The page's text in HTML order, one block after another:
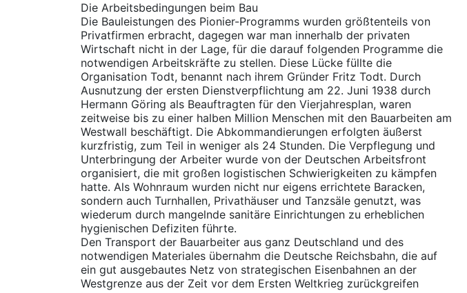
Die Arbeitsbedingungen beim Bau
Die Bauleistungen des Pionier-Programms wurden größtenteils von
Privatfirmen erbracht, dagegen war man innerhalb der privaten
Wirtschaft nicht in der Lage, für die darauf folgenden Programme die
notwendigen Arbeitskräfte zu stellen. Diese Lücke füllte die
Organisation Todt, benannt nach ihrem Gründer Fritz Todt. Durch
Ausnutzung der ersten Dienstverpflichtung am 22. Juni 1938 durch
Hermann Göring als Beauftragten für den Vierjahresplan, waren
zeitweise bis zu einer halben Million Menschen mit den Bauarbeiten am
Westwall beschäftigt. Die Abkommandierungen erfolgten äußerst
kurzfristig, zum Teil in weniger als 24 Stunden. Die Verpflegung und
Unterbringung der Arbeiter wurde von der Deutschen Arbeitsfront
organisiert, die mit großen logistischen Schwierigkeiten zu kämpfen
hatte. Als Wohnraum wurden nicht nur eigens errichtete Baracken,
sondern auch Turnhallen, Privathäuser und Tanzsäle genutzt, was
wiederum durch mangelnde sanitäre Einrichtungen zu erheblichen
hygienischen Defiziten führte.
Den Transport der Bauarbeiter aus ganz Deutschland und des
notwendigen Materiales übernahm die Deutsche Reichsbahn, die auf
ein gut ausgebautes Netz von strategischen Eisenbahnen an der
Westgrenze aus der Zeit vor dem Ersten Weltkrieg zurückgreifen